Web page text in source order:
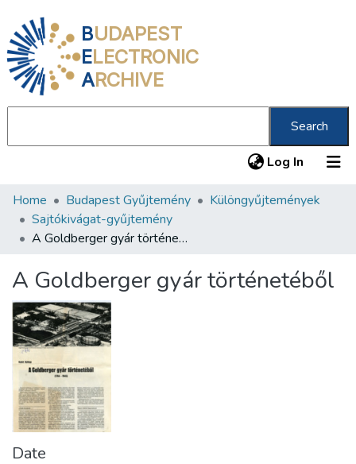
BUDAPEST
ELECTRONIC
ARCHIVE
Search
Log In (current)
Communities & Collections
All of DSpace
About us
Home Budapest Gyűjtemény
Különgyűjtemények
Sajtókivágat-gyűjtemény
A Goldberger gyár történetéből
A Goldberger gyár történetéből
Date